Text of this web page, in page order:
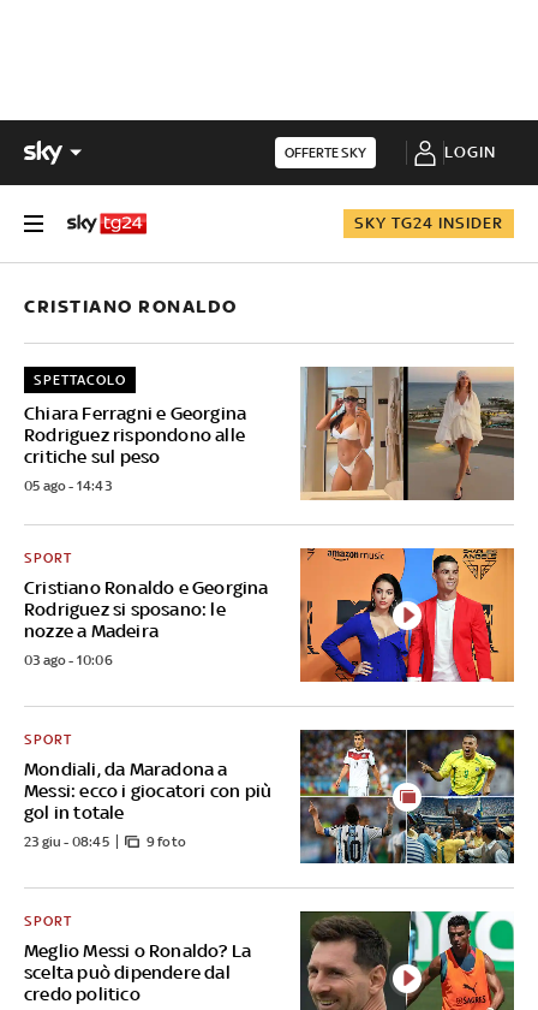
OFFERTE SKY LOGIN
SKY TG24 INSIDER
CRISTIANO RONALDO
Chiara Ferragni e Georgina
Rodriguez rispondono alle
critiche sul peso
SPETTACOLO
05 ago - 14:43
Cristiano Ronaldo e Georgina
Rodriguez si sposano: le
nozze a Madeira
SPORT
03 ago - 10:06
Mondiali, da Maradona a
Messi: ecco i giocatori con più
gol in totale
SPORT
23 giu - 08:45 9 foto
Meglio Messi o Ronaldo? La
scelta può dipendere dal
credo politico
SPORT